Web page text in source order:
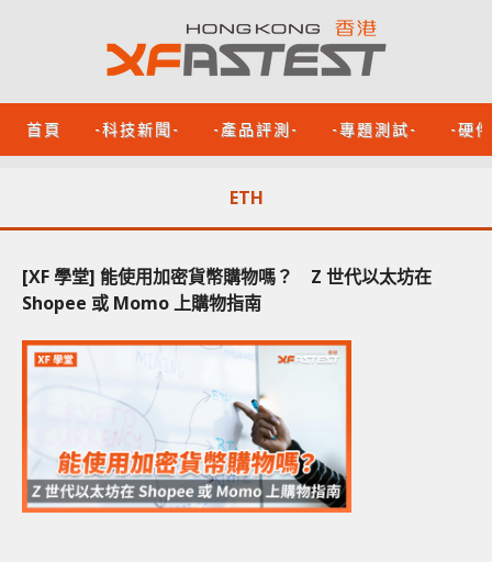
首頁 -科技新聞- -產品評測- -專題測試- -硬
ETH
[XF 學堂] 能使用加密貨幣購物嗎？ Z 世代以太坊在
Shopee 或 Momo 上購物指南